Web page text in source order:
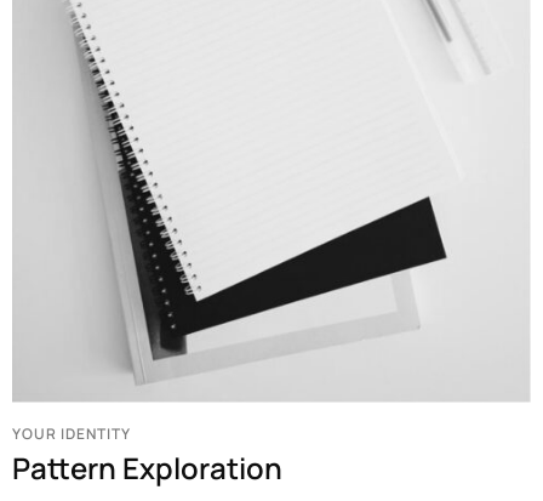
YOUR IDENTITY
Pattern Exploration